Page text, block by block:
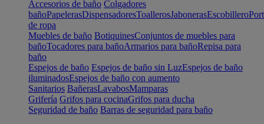
Accesorios de baño Colgadores
bañoPapelerasDispensadoresToallerosJabonerasEscobillero
de ropa
Muebles de baño BotiquinesConjuntos de muebles para
bañoTocadores para bañoArmarios para bañoRepisa para
baño
Espejos de baño Espejos de baño sin LuzEspejos de baño
iluminadosEspejos de baño con aumento
Sanitarios BañerasLavabosMamparas
Grifería Grifos para cocinaGrifos para ducha
Seguridad de baño Barras de seguridad para baño